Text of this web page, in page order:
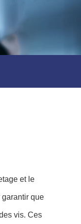
et le
que
vis. Ces